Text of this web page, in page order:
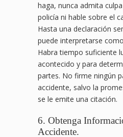
haga, nunca admita
policía ni hable sobre el
Hasta una declaración
puede interpretarse
Habra tiempo suficiente
acontecido y para
partes. No firme ningún
accidente, salvo la
se le emite una citación.
6. Obtenga
Accidente.